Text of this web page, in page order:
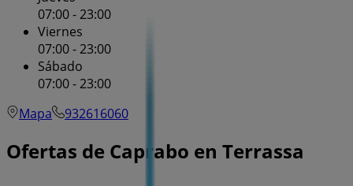
07:00 - 23:00
Viernes
07:00 - 23:00
Sábado
07:00 - 23:00
Mapa
932616060
Ofertas de Caprabo en Terrassa